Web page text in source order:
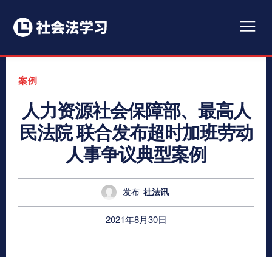
案例
人力资源社会保障部、最高人
民法院 联合发布超时加班劳动
人事争议典型案例
发布 社法讯
2021年8月30日